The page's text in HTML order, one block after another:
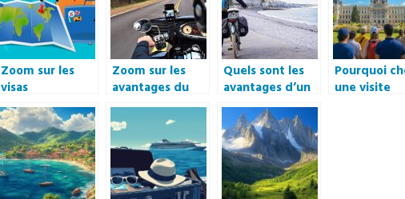
France ?
Zoom sur les
visas
électroniques
ou e-visas
Zoom sur les
avantages du
voyage a moto
Quels sont les
avantages d’un
voyage a velo en
Bretagne ?
Pourquoi
une visite